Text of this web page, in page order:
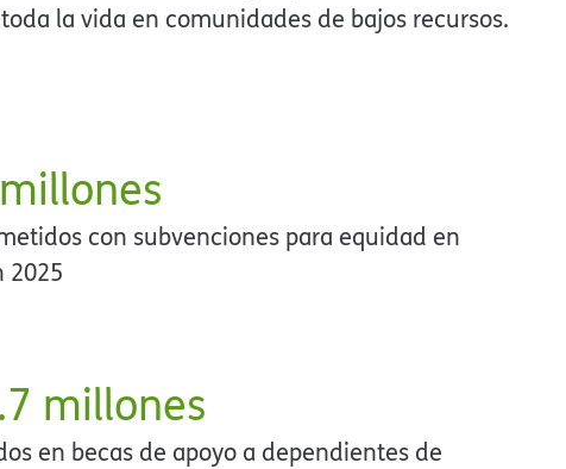
la vida en comunidades de bajos recursos.​​
con subvenciones para equidad en
2025​​
millones​​
en becas de apoyo a dependientes de